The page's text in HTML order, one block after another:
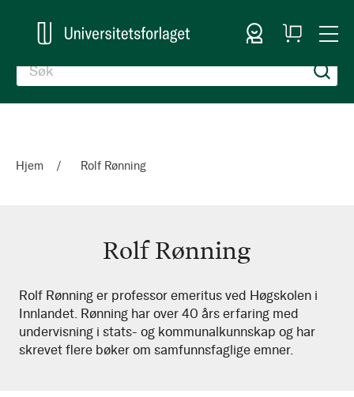
Logg inn
Handlekurv
Hjem Rolf Rønning
Rolf Rønning
Rolf
Rønning
Rolf Rønning er professor emeritus ved Høgskolen i
Innlandet. Rønning har over 40 års erfaring med
undervisning i stats- og kommunalkunnskap og har
skrevet flere bøker om samfunnsfaglige emner.